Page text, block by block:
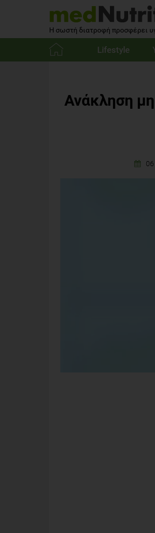
Η σωστή διατροφή προσφέρει
Lifestyle
Ανάκληση